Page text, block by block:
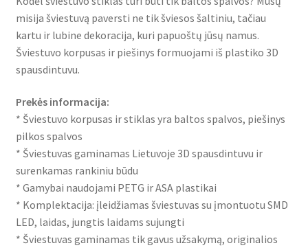
misija šviestuvą paversti ne tik šviesos šaltiniu, tačiau
kartu ir lubine dekoracija, kuri papuoštų jūsų namus.
Šviestuvo korpusas ir piešinys formuojami iš plastiko 3D
spausdintuvu.
Prekės informacija:
* Šviestuvo korpusas ir stiklas yra baltos spalvos, piešinys
pilkos spalvos
* Šviestuvas gaminamas Lietuvoje 3D spausdintuvu ir
surenkamas rankiniu būdu
* Gamybai naudojami PETG ir ASA plastikai
* Komplektacija: įleidžiamas šviestuvas su įmontuotu SMD
LED, laidas, jungtis laidams sujungti
* Šviestuvas gaminamas tik gavus užsakymą, originalios